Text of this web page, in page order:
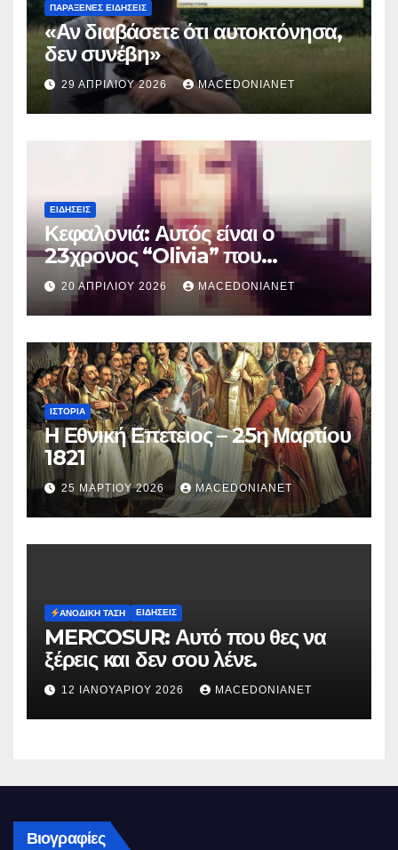
ΠΑΡΆΞΕΝΕΣ ΕΙΔΉΣΕΙΣ
«Αν διαβάσετε ότι αυτοκτόνησα,
δεν συνέβη»
29 ΑΠΡΙΛΊΟΥ 2026 MACEDONIANET
ΕΙΔΉΣΕΙΣ
Κεφαλονιά: Αυτός είναι ο
23χρονος “Olivia” που
κατηγορείται για τον θάνατο της
Μυρτούς
20 ΑΠΡΙΛΊΟΥ 2026 MACEDONIANET
ΙΣΤΟΡΊΑ
Η Εθνική Επετειος – 25η Μαρτίου
1821
25 ΜΑΡΤΊΟΥ 2026 MACEDONIANET
ΑΝΟΔΙΚΉ ΤΆΣΗ ΕΙΔΉΣΕΙΣ
MERCOSUR: Αυτό που θες να
ξέρεις και δεν σου λένε.
12 ΙΑΝΟΥΑΡΊΟΥ 2026 MACEDONIANET
Βιογραφίες